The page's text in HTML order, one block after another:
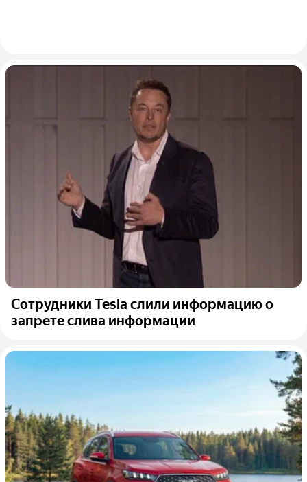
Сотрудники Tesla слили информацию о
запрете слива информации